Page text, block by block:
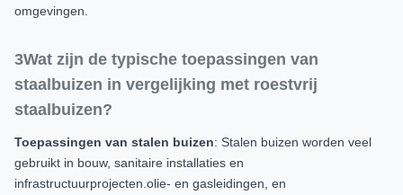
omgevingen.
3Wat zijn de typische toepassingen van
staalbuizen in vergelijking met roestvrij
staalbuizen?
Toepassingen van stalen buizen: Stalen buizen worden veel
gebruikt in bouw, sanitaire installaties en
infrastructuurprojecten.olie- en gasleidingen, en